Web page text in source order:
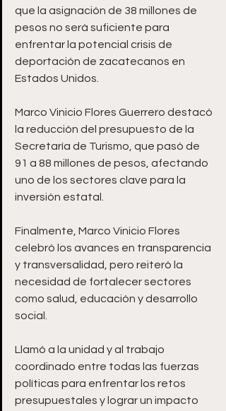
que la asignación de 38 millones de
pesos no será suficiente para
enfrentar la potencial crisis de
deportación de zacatecanos en
Estados Unidos.
Marco Vinicio Flores Guerrero destacó
la reducción del presupuesto de la
Secretaría de Turismo, que pasó de
91 a 88 millones de pesos, afectando
uno de los sectores clave para la
inversión estatal.
Finalmente, Marco Vinicio Flores
celebró los avances en transparencia
y transversalidad, pero reiteró la
necesidad de fortalecer sectores
como salud, educación y desarrollo
social.
Llamó a la unidad y al trabajo
coordinado entre todas las fuerzas
políticas para enfrentar los retos
presupuestales y lograr un impacto